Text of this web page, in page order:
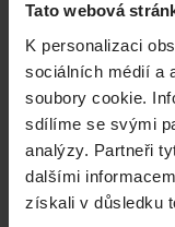
Tato webová
K personalizaci
sociálních médií a
soubory cookie.
sdílíme se svými
analýzy. Partneři
dalšími
získali v důsledku
Číst více